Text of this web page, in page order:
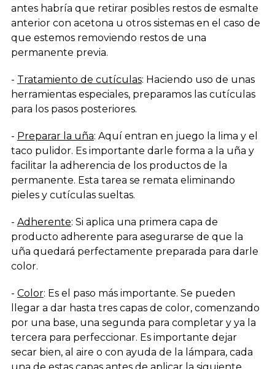
antes habría que retirar posibles restos de esmalte
anterior con acetona u otros sistemas en el caso de
que estemos removiendo restos de una
permanente previa.
- Tratamiento de cutículas: Haciendo uso de unas
herramientas especiales, preparamos las cutículas
para los pasos posteriores.
- Preparar la uña: Aquí entran en juego la lima y el
taco pulidor. Es importante darle forma a la uña y
facilitar la adherencia de los productos de la
permanente. Esta tarea se remata eliminando
pieles y cutículas sueltas.
- Adherente: Si aplica una primera capa de
producto adherente para asegurarse de que la
uña quedará perfectamente preparada para darle
color.
- Color: Es el paso más importante. Se pueden
llegar a dar hasta tres capas de color, comenzando
por una base, una segunda para completar y ya la
tercera para perfeccionar. Es importante dejar
secar bien, al aire o con ayuda de la lámpara, cada